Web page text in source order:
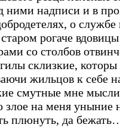
ними надписи и в
о службе
рогаче
со столбов
склизкие, которы
жильцов к себе
смутные мне мысли
злое на меня уныние
плюнуть, да